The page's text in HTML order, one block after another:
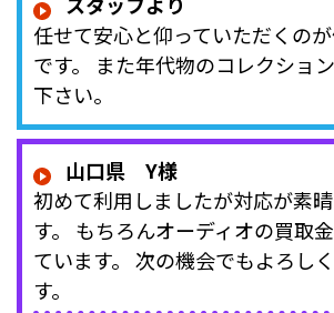
任せて安心と仰っていただくの
です。 また年代物のコレクショ
下さい。
山口県 Y様
初めて利用しましたが対応が素
す。 もちろんオーディオの買取
ています。 次の機会でもよろし
す。